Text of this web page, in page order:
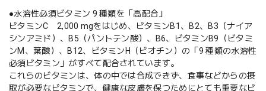
●水溶性必須ビタミン 9 種類を「高配合」
ビタミンC 2,000 mgをはじめ、ビタミンB1、B2、B3（ナイア
シンアミド）、B5（パントテン酸）、B6、ビタミンB9（ビタミ
ンM、葉酸）、B12、ビタミンH（ビオチン）の「9 種類の水溶性
必須ビタミン」がすべて配合されています。
これらのビタミンは、体の中では合成できず、食事などからの摂
取が必要なビタミンで、健康な皮膚を保つためにとても重要なビ